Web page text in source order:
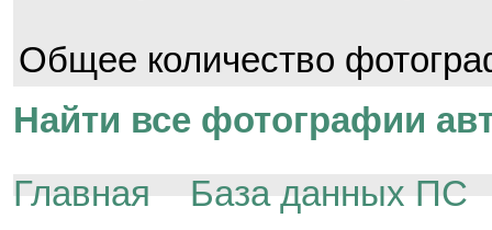
Общее количество
Найти все фотографии
Главная
База данных ПС